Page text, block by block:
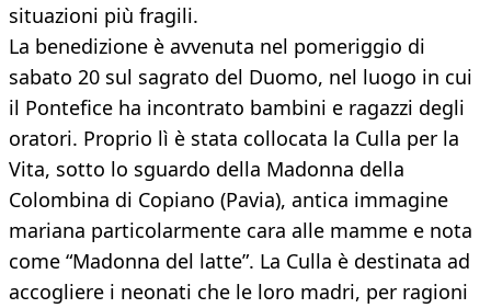
situazioni più fragili.
La benedizione è avvenuta nel pomeriggio di
sabato 20 sul sagrato del Duomo, nel luogo in cui
il Pontefice ha incontrato bambini e ragazzi degli
oratori. Proprio lì è stata collocata la Culla per la
Vita, sotto lo sguardo della Madonna della
Colombina di Copiano (Pavia), antica immagine
mariana particolarmente cara alle mamme e nota
come “Madonna del latte”. La Culla è destinata ad
accogliere i neonati che le loro madri, per ragioni